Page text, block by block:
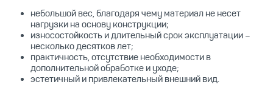
небольшой вес, благодаря чему материал не несет
нагрузки на основу конструкции;
износостойкость и длительный срок эксплуатации –
несколько десятков лет;
практичность, отсутствие необходимости в
дополнительной обработке и уходе;
эстетичный и привлекательный внешний вид.